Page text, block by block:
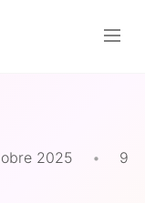
2025 •
9